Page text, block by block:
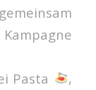
Pasta
,